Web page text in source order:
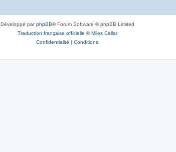
Développé parphpBB® Forum Software © phpBB Limited
Traduction française officielle ©Miles Cellar
Confidentialité | Conditions